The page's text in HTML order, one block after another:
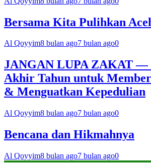
Bersama Kita Pulihkan
Al Qoyyim8 bulan ago7 bulan ago0
JANGAN LUPA ZAKAT —
Akhir Tahun untuk
& Menguatkan Kepedulian
Al Qoyyim8 bulan ago7 bulan ago0
Bencana dan Hikmahnya
Al Qoyyim8 bulan ago7 bulan ago0